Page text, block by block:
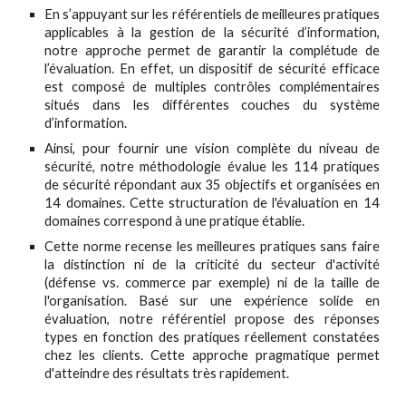
En s’appuyant sur les référentiels de meilleures pratiques
applicables à la gestion de la sécurité d’information,
notre approche permet de garantir la complétude de
l’évaluation. En effet, un dispositif de sécurité efficace
est composé de multiples contrôles complémentaires
situés dans les différentes couches du système
d’information.
Ainsi, pour fournir une vision complète du niveau de
sécurité, notre méthodologie évalue les 114 pratiques
de sécurité répondant aux 35 objectifs et organisées en
14 domaines. Cette structuration de l'évaluation en 14
domaines correspond à une pratique établie.
Cette norme recense les meilleures pratiques sans faire
la distinction ni de la criticité du secteur d'activité
(défense vs. commerce par exemple) ni de la taille de
l'organisation. Basé sur une expérience solide en
évaluation, notre référentiel propose des réponses
types en fonction des pratiques réellement constatées
chez les clients. Cette approche pragmatique permet
d'atteindre des résultats très rapidement.